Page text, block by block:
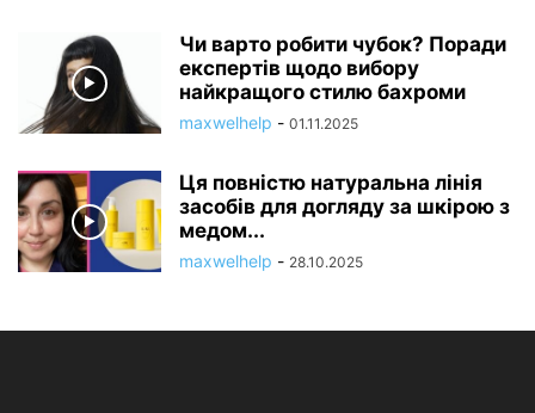
Чи варто робити чубок? Поради
експертів щодо вибору
найкращого стилю бахроми
maxwelhelp - 01.11.2025
Ця повністю натуральна лінія
засобів для догляду за шкірою з
медом...
maxwelhelp - 28.10.2025